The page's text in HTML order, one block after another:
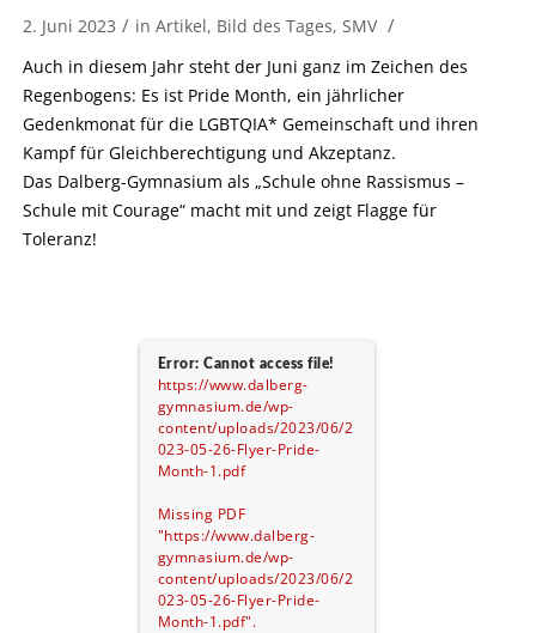
2. Juni 2023 / in Artikel, Bild des Tages, SMV /
Auch in diesem Jahr steht der Juni ganz im Zeichen des
Regenbogens: Es ist Pride Month, ein jährlicher
Gedenkmonat für die LGBTQIA* Gemeinschaft und ihren
Kampf für Gleichberechtigung und Akzeptanz.
Das Dalberg-Gymnasium als „Schule ohne Rassismus –
Schule mit Courage“ macht mit und zeigt Flagge für
Toleranz!
Error: Cannot access file!
https://www.dalberg-
gymnasium.de/wp-
content/uploads/2023/06/2
023-05-26-Flyer-Pride-
Month-1.pdf
Missing PDF
"https://www.dalberg-
gymnasium.de/wp-
content/uploads/2023/06/2
023-05-26-Flyer-Pride-
Month-1.pdf".